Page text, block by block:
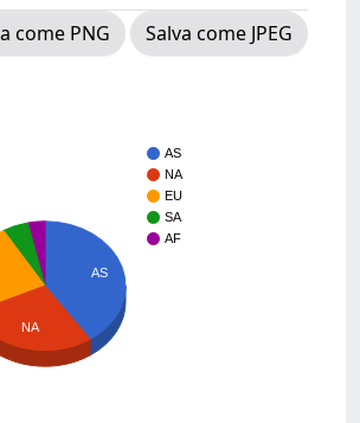
come PNG
Salva come JPEG
AS
NA
EU
SA
AF
AS
NA